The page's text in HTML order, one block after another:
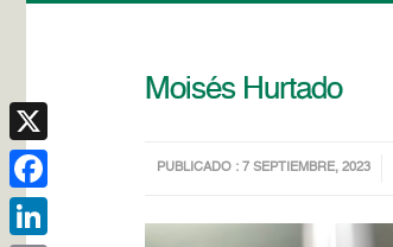
Moisés Hurtado
PUBLICADO : 7 SEPTIEMBRE, 2023
X
Facebook